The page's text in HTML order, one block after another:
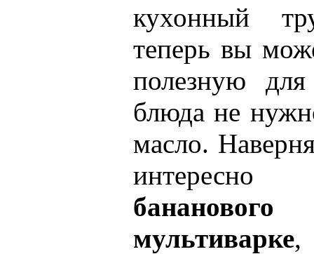
кухонный
теперь вы
полезную
блюда не
масло.
мультиварке,